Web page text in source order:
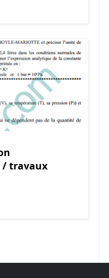
/ travaux